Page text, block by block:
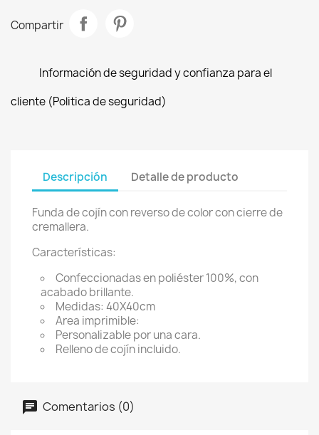
Compartir
Información de seguridad y confianza para el
cliente (Politica de seguridad)
Descripción Detalle de producto
Funda de cojín con reverso de color con cierre de
cremallera.
Características:
Confeccionadas en poliéster 100%, con
acabado brillante.
Medidas: 40X40cm
Area imprimible:
Personalizable por una cara.
Relleno de cojín incluido.
Comentarios (0)